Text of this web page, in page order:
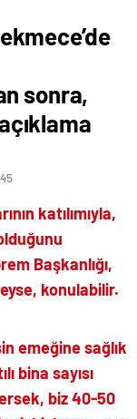
sonra,
katılımıyla,
Başkanlığı,
konulabilir.
emeğine sağlık
bina sayısı
biz 40-50